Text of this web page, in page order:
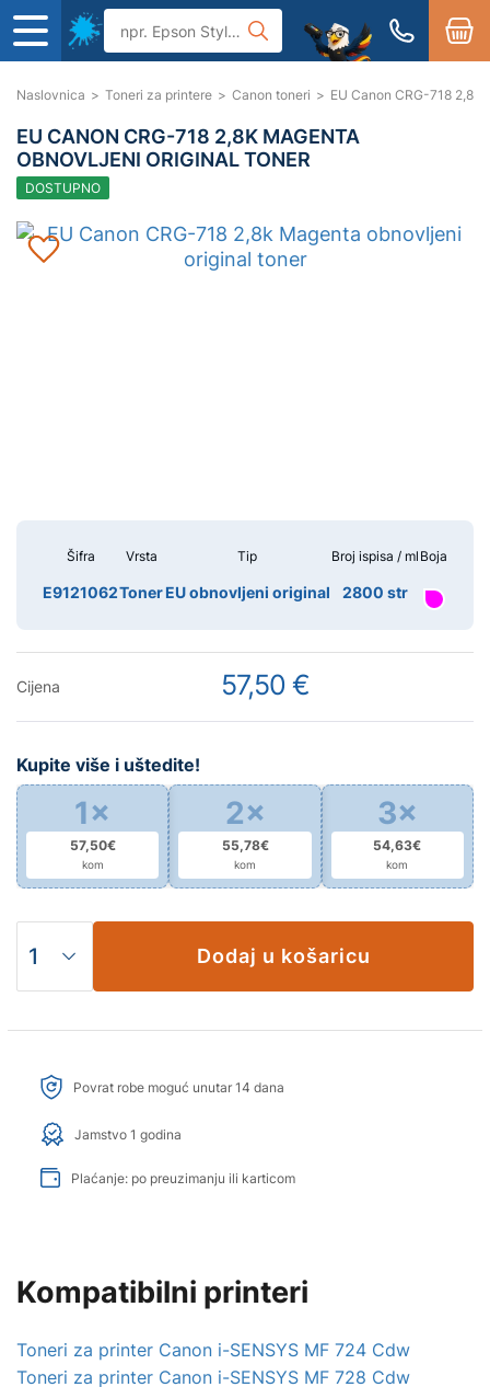
Naslovnica > Toneri za printere > Canon toneri > EU Canon CRG-718
EU CANON CRG-718 2,8K MAGENTA
OBNOVLJENI ORIGINAL TONER
DOSTUPNO
Šifra
E9121062
Vrsta
Toner
Tip
EU obnovljeni original
Broj ispisa / ml
2800 str
Boja
Cijena 57,50 €
Kupite više i uštedite!
3×
54,63€
kom
2×
55,78€
kom
1×
57,50€
kom
Dodaj u košaricu
Povrat robe moguć unutar 14 dana
Jamstvo 1 godina
Plaćanje: po preuzimanju ili karticom
Kompatibilni printeri
Toneri za printer Canon i-SENSYS MF 724 Cdw
Toneri za printer Canon i-SENSYS MF 728 Cdw